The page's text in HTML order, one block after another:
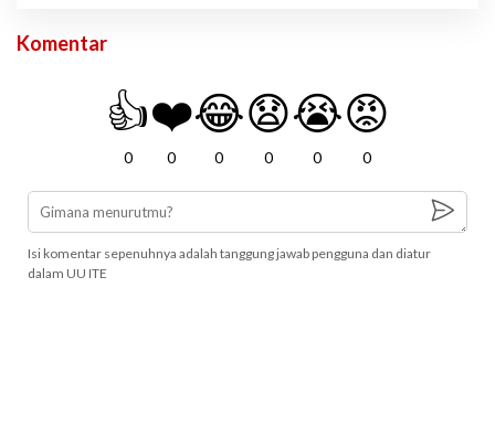
Komentar
👍
0
❤️
0
😂
0
😧
0
😭
0
😡
0
Isi komentar sepenuhnya adalah tanggung jawab pengguna dan diatur
dalam UU ITE